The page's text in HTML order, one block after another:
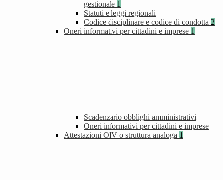
gestionale 1
Statuti e leggi regionali
Codice disciplinare e codice di condotta 2
Oneri informativi per cittadini e imprese 1
Scadenzario obblighi amministrativi
Oneri informativi per cittadini e imprese
Attestazioni OIV o struttura analoga 1